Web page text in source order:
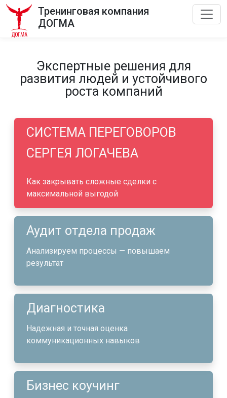
Тренинговая компания
ДОГМА
Экспертные решения для
развития людей и устойчивого
роста компаний
СИСТЕМА ПЕРЕГОВОРОВ
СЕРГЕЯ ЛОГАЧЕВА
Как закрывать сложные сделки с
максимальной выгодой
Аудит отдела продаж
Анализируем процессы — повышаем
результат
Диагностика
Надежная и точная оценка
коммуникационных навыков
Бизнес коучинг